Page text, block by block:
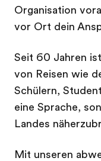
Organisation
vor Ort dein
Seit 60 Jahren
von Reisen wie
Schülern,
eine Sprache,
Landes
Mit unseren